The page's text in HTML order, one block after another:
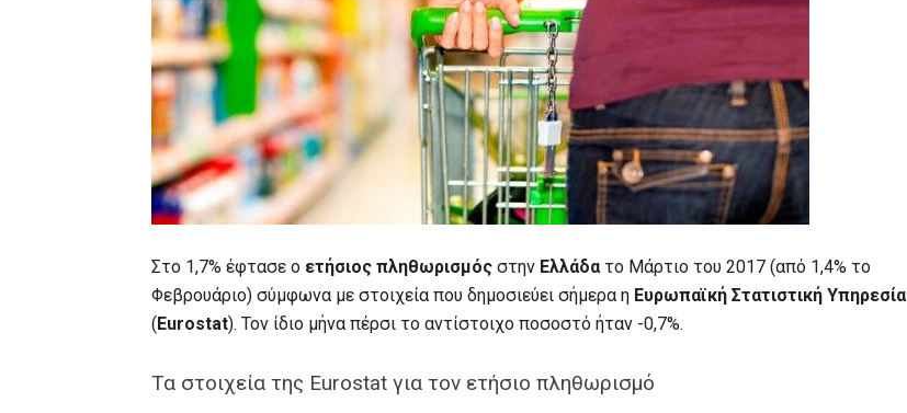
Στο 1,7% έφτασε ο ετήσιος πληθωρισμός στην Ελλάδατο Μάρτιο του 2017 (από 1,4% το
Φεβρουάριο) σύμφωνα με στοιχεία που δημοσιεύει σήμερα η Ευρωπαϊκή Στατιστική Υπηρεσία
(Eurostat). Τον ίδιο μήνα πέρσι το αντίστοιχο ποσοστό ήταν -0,7%.
Τα στοιχεία της Eurostat για τον ετήσιο πληθωρισμό